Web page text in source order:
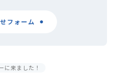
フォーム
に来ました！